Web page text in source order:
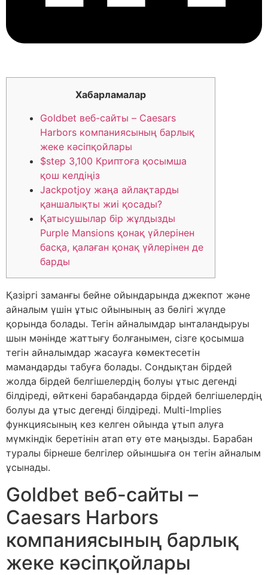
Хабарламалар
Goldbet веб-сайты – Caesars
Harbors компаниясының барлық
жеке кәсіпқойлары
$step 3,100 Криптоға қосымша
қош келдіңіз
Jackpotjoy жаңа айлақтарды
қаншалықты жиі қосады?
Қатысушылар бір жұлдызды
Purple Mansions қонақ үйлерінен
басқа, қалаған қонақ үйлерінен де
барды
Қазіргі заманғы бейне ойындарында джекпот және
айналым үшін ұтыс ойынының аз бөлігі жүлде
қорында болады. Тегін айналымдар ынталандыруы
шын мәнінде жаттығу болғанымен, сізге қосымша
тегін айналымдар жасауға көмектесетін
мамандарды табуға болады. Сондықтан бірдей
жолда бірдей белгішелердің болуы ұтыс дегенді
білдіреді, өйткені барабандарда бірдей белгішелердің
болуы да ұтыс дегенді білдіреді. Multi-Implies
функциясының кез келген ойында ұтып алуға
мүмкіндік беретінін атап өту өте маңызды. Барабан
туралы бірнеше белгілер ойыншыға он тегін айналым
ұсынады.
Goldbet веб-сайты –
Caesars Harbors
компаниясының барлық
жеке кәсіпқойлары